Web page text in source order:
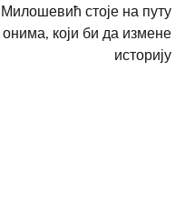
Милошевић стоје на путу
онима, који би да измене
историју